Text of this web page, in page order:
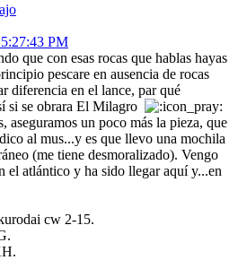
PM
que con esas rocas que hablas hayas
pescare en ausencia de rocas
diferencia en el lance, par qué
si se obrara El Milagro
aseguramos un poco más la pieza, que
al mus...y es que llevo una mochila
(me tiene desmoralizado). Vengo
el atlántico y ha sido llegar aquí y...en
cw 2-15.